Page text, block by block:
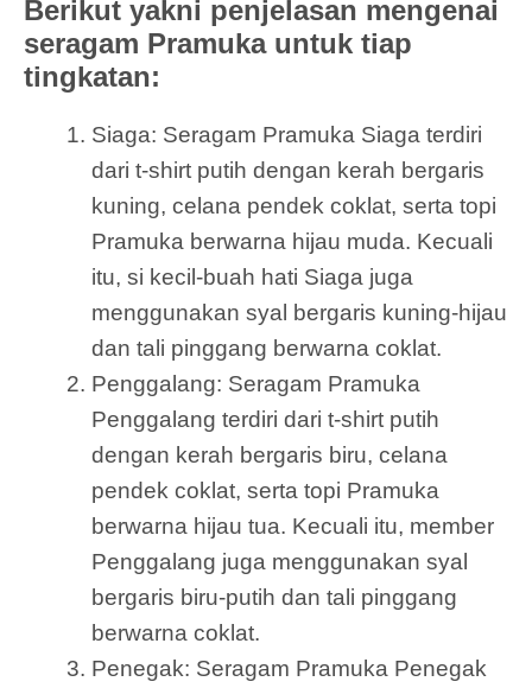
Berikut yakni penjelasan mengenai
seragam Pramuka untuk tiap
tingkatan:
Siaga: Seragam Pramuka Siaga terdiri
dari t-shirt putih dengan kerah bergaris
kuning, celana pendek coklat, serta topi
Pramuka berwarna hijau muda. Kecuali
itu, si kecil-buah hati Siaga juga
menggunakan syal bergaris kuning-hijau
dan tali pinggang berwarna coklat.
Penggalang: Seragam Pramuka
Penggalang terdiri dari t-shirt putih
dengan kerah bergaris biru, celana
pendek coklat, serta topi Pramuka
berwarna hijau tua. Kecuali itu, member
Penggalang juga menggunakan syal
bergaris biru-putih dan tali pinggang
berwarna coklat.
Penegak: Seragam Pramuka Penegak